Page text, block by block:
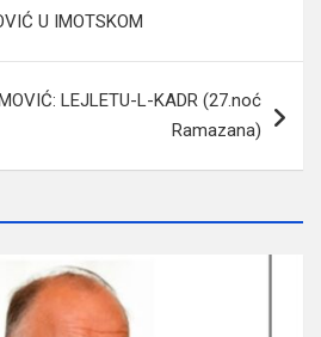
U IMOTSKOM
LEJLETU-L-KADR (27.noć
Ramazana)